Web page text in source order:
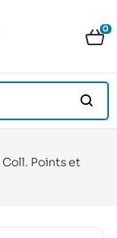
0
Coll. Points et